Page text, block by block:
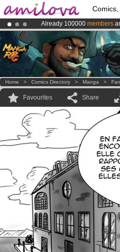
Already 100000 members
Premium membership from
AmilovaKickstarter is now
Home > Comics Directory > Manga >
Favourites Share